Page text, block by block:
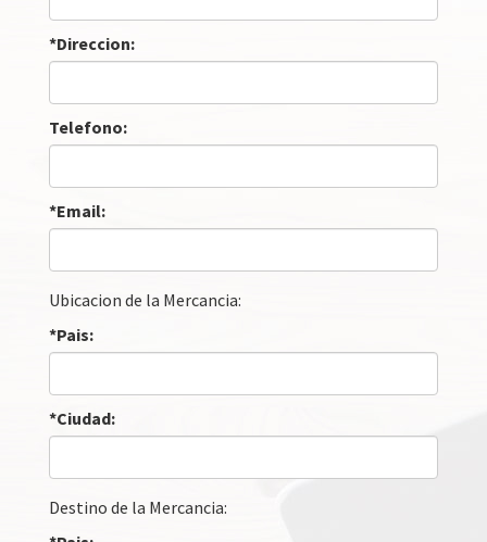
*Direccion:
Telefono:
*Email:
Ubicacion de la Mercancia:
*Pais:
*Ciudad:
Destino de la Mercancia: